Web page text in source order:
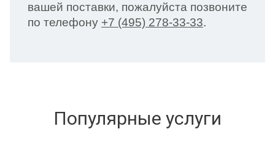
вашей поставки, пожалуйста позвоните
по телефону +7 (495) 278-33-33.
Популярные услуги